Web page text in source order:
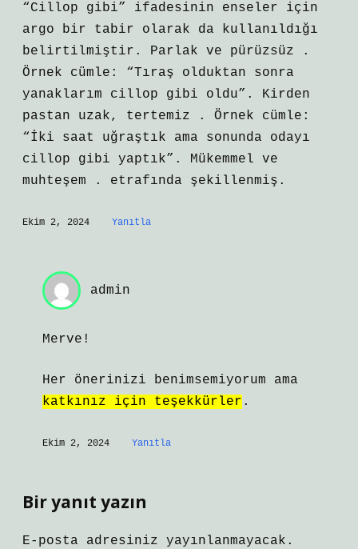
“Cillop gibi” ifadesinin enseler için
argo bir tabir olarak da kullanıldığı
belirtilmiştir. Parlak ve pürüzsüz .
Örnek cümle: “Tıraş olduktan sonra
yanaklarım cillop gibi oldu”. Kirden
pastan uzak, tertemiz . Örnek cümle:
“İki saat uğraştık ama sonunda odayı
cillop gibi yaptık”. Mükemmel ve
muhteşem . etrafında şekillenmiş.
Ekim 2, 2024 Yanıtla
admin
Merve!
Her önerinizi benimsemiyorum ama
katkınız için teşekkürler .
Ekim 2, 2024 Yanıtla
Bir yanıt yazın
E-posta adresiniz yayınlanmayacak.